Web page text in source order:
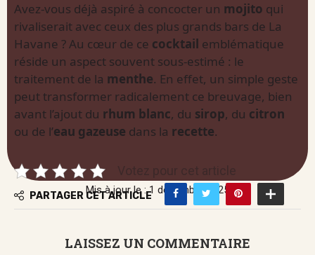
Mis à jour le : 1 décembre 2025
Avez-vous déjà aspiré à concocter un mojito qui
rivaliserait avec ceux des plus grands bars de La
Havane ? Au cœur de ce cocktail emblématique
réside un aspect souvent sous-estimé : le
traitement de la menthe. En effet, un simple geste
peut transformer radicalement ce breuvage, bien
avant l’ajout du rhum blanc, du sirop, du citron
ou de l’eau gazeuse dans la recette.
Votez pour cet article
PARTAGER CET ARTICLE
LAISSEZ UN COMMENTAIRE